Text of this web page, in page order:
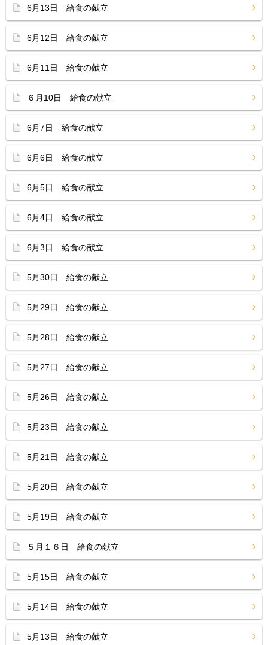
6月13日 給食の献立
6月12日 給食の献立
6月11日 給食の献立
６月10日 給食の献立
6月7日 給食の献立
6月6日 給食の献立
6月5日 給食の献立
6月4日 給食の献立
6月3日 給食の献立
5月30日 給食の献立
5月29日 給食の献立
5月28日 給食の献立
5月27日 給食の献立
5月26日 給食の献立
5月23日 給食の献立
5月21日 給食の献立
5月20日 給食の献立
5月19日 給食の献立
５月１６日 給食の献立
5月15日 給食の献立
5月14日 給食の献立
5月13日 給食の献立